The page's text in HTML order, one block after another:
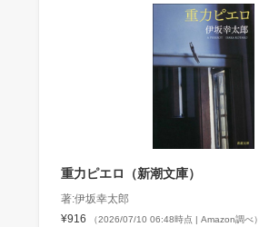
重力ピエロ（新潮文庫）
著:伊坂幸太郎
¥916
（2026/07/10 06:48時点 | Amazon調べ）